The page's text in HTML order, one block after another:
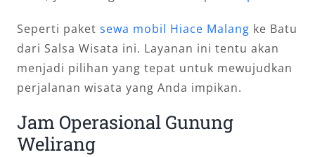
Seperti paket sewa mobil Hiace Malang ke Batu
dari Salsa Wisata ini. Layanan ini tentu akan
menjadi pilihan yang tepat untuk mewujudkan
perjalanan wisata yang Anda impikan.
Jam Operasional Gunung
Welirang